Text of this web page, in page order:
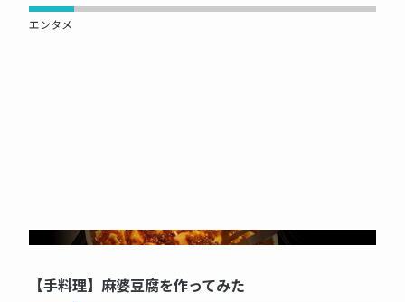
エンタメ
NOW PRINTING...
【手料理】麻婆豆腐を作ってみた